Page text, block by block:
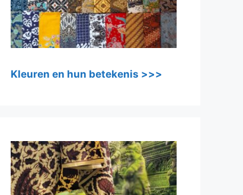
Kleuren en hun betekenis >>>